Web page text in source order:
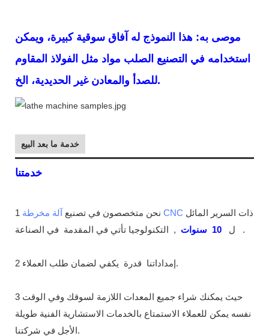
موصى به: هذا النموذج له آفاق سوقية كبيرة، ويمكن
استخدامه في التصنيع الصلب مواد مثل الفولاذ المقاوم
للصدأ والمعادن غير الحديدية، الخ.
خدمة ما بعد البيع
خدمتنا
1 نحن متخصصون في تصنيع آلة مخرطة CNC ذات السرير المائل
ل
سنوات , التكنولوجيا تأتي في المقدمة .
2 إمداداتنا قدرة يكفي لضمان طلب العملاء.
3 حيث يمكنك شراء جميع المعدات اللازمة لسوقك وفي الوقت
نفسه يمكن للعملاء الاستمتاع بالخدمات الاستشارية الفنية طويلة
الأجل في شركتنا.